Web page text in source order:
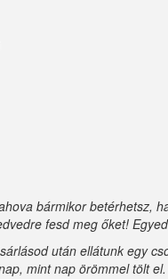
bármikor betérhetsz,
fesd meg őket!
után ellátunk egy
mint nap örömmel tölt el.